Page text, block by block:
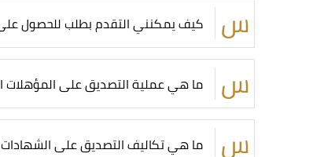
كيف يمكنني التقدم بطلب للحصول على
ما هي عملية التصديق على المؤهلات
ما هي تكاليف التصديق على الشهادات